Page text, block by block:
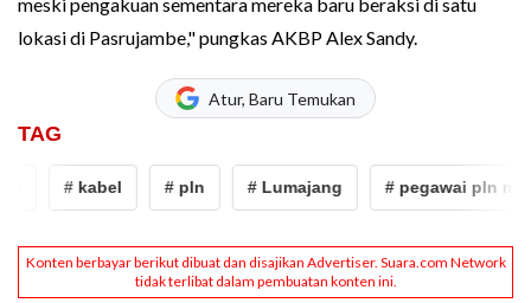
lokasi di Pasrujambe," pungkas AKBP Alex Sandy.
Atur, Baru Temukan
TAG
# kabel # pln # Lumajang # pegawai pln